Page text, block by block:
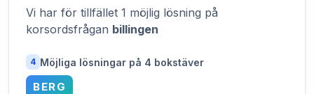
Vi har för tillfället 1 möjlig lösning på
korsordsfrågan billingen
4 Möjliga lösningar på 4 bokstäver
BERG